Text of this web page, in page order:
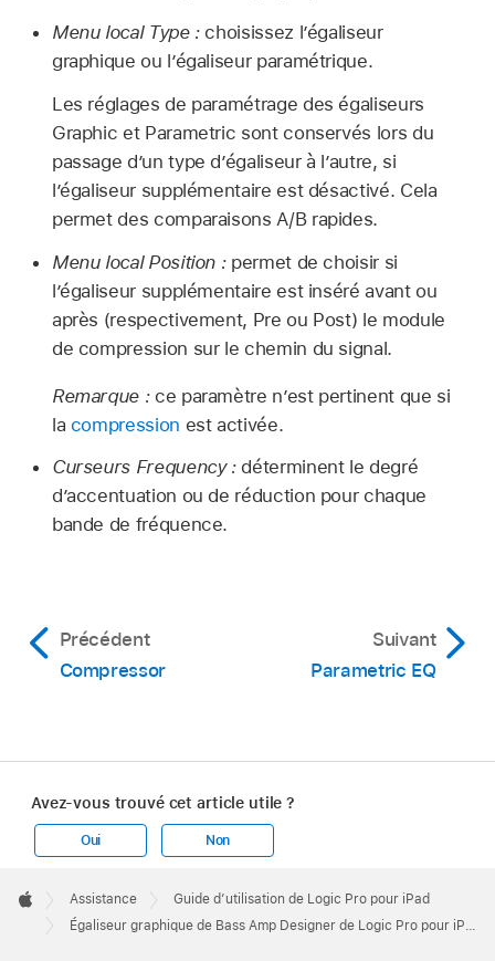
Menu local Type :choisissez l’égaliseur
graphique ou l’égaliseur paramétrique.
Les réglages de paramétrage des égaliseurs
Graphic et Parametric sont conservés lors du
passage d’un type d’égaliseur à l’autre, si
l’égaliseur supplémentaire est désactivé. Cela
permet des comparaisons A/B rapides.
Menu local Position :permet de choisir si
l’égaliseur supplémentaire est inséré avant ou
après (respectivement, Pre ou Post) le module
de compression sur le chemin du signal.
Remarque : ce paramètre n’est pertinent que si
la compression est activée.
Curseurs Frequency :déterminent le degré
d’accentuation ou de réduction pour chaque
bande de fréquence.
Précédent
Compressor
Suivant
Parametric EQ
Avez-vous trouvé cet article utile ?
Oui Non
Footer

Apple
Assistance
Guide d’utilisation de Logic Pro pour iPad
Égaliseur graphique de Bass Amp Designer de Logic Pro pour iPad